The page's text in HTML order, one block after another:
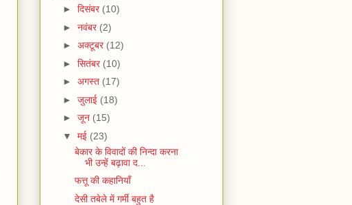
► दिसंबर (10)
► नवंबर (2)
► अक्टूबर (12)
► सितंबर (10)
► अगस्त (17)
► जुलाई (18)
► जून (15)
▼ मई (23)
बेकार के विवादों की निन्दा करना
भी उन्हें बढ़ावा द...
फत्तू की कहानियाँ
देसी तबेले में गर्मी बहुत है